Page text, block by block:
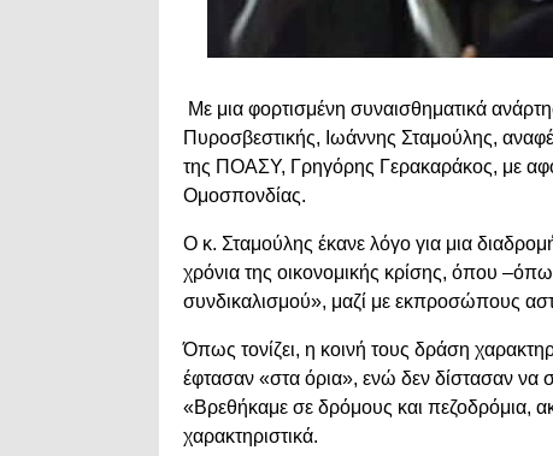
Με μια φορτισμένη συναισθηματικά
Πυροσβεστικής, Ιωάννης Σταμούλης,
της ΠΟΑΣΥ, Γρηγόρης Γερακαράκος, με
Ομοσπονδίας.
Ο κ. Σταμούλης έκανε λόγο για μια
χρόνια της οικονομικής κρίσης, όπου
συνδικαλισμού», μαζί με εκπροσώπους
Όπως τονίζει, η κοινή τους δράση
έφτασαν «στα όρια», ενώ δεν δίστασαν να
«Βρεθήκαμε σε δρόμους και πεζοδρόμια,
χαρακτηριστικά.